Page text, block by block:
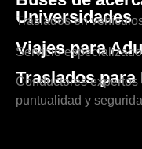
Universidades
Traslados en
Viajes para
Servicio
Traslados
Conductores
puntualidad y